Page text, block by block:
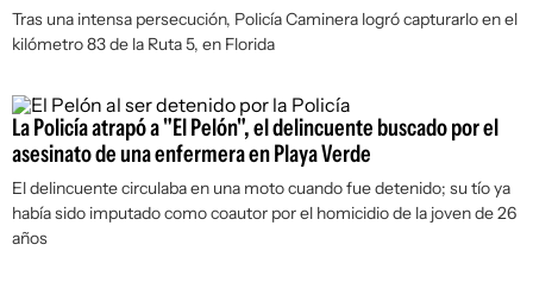
Tras una intensa persecución, Policía Caminera logró capturarlo en el
kilómetro 83 de la Ruta 5, en Florida
La Policía atrapó a "El Pelón", el delincuente buscado por el
asesinato de una enfermera en Playa Verde
El delincuente circulaba en una moto cuando fue detenido; su tío ya
había sido imputado como coautor por el homicidio de la joven de 26
años